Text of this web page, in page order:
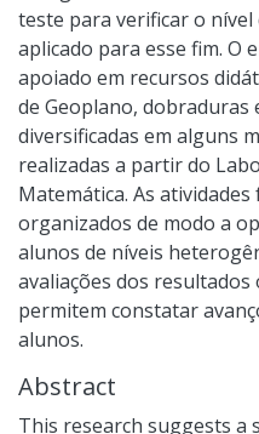
teste para verificar o
aplicado para esse fim. O
apoiado em recursos
de Geoplano, dobraduras
diversificadas em alguns
realizadas a partir do
Matemática. As
organizados de modo a
alunos de níveis
avaliações dos
permitem constatar
alunos.
Abstract
This research suggests a